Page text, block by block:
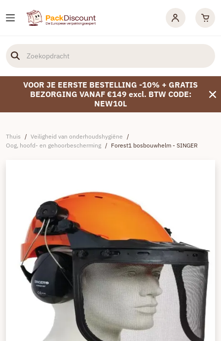
VOOR JE EERSTE BESTELLING -10% + GRATIS
BEZORGING VANAF €149 excl. BTW CODE:
NEW10L
Thuis / Veiligheid van onderhoudshygiëne /
Oog, hoofd- en gehoorbescherming / Forest1 bosbouwhelm - SINGER